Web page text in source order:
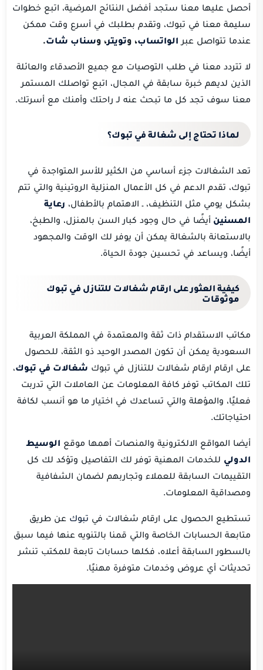
أحصل عليها معنا ستجد أفضل النتائج المرضية، اتبع خطوات
سليمة معنا في تبوك، وتقدم بطلبك في أسرع وقت ممكن
عندما تتواصل عبر الواتساب، وتويتر، وسناب شات.
لا تتردد معنا في طلب التوصيات مع جميع الأصدقاء والعائلة
الذين لديهم خبرة سابقة في المجال، اتبع تواصلك المستمر
معنا سوف تجد كل ما تبحث عنه لـ راحتك وأمنك مع أسرتك.
لماذا تحتاج إلى شغالة في تبوك؟
تعد الشغالات جزء أساسي من الكثير للأسر المتواجدة في
تبوك، تقدم الدعم في كل الأعمال المنزلية الروتينية والتي تتم
بشكل يومي مثل التنظيف، ـ الاهتمام بالأطفال، رعاية
المسنين أيضًا في حال وجود كبار السن بالمنزل، والطبخ،
بالاستعانة بالشغالة يمكن أن يوفر لك الوقت والمجهود
أيضًا، ويساعد في تحسين جودة الحياة.
كيفية العثور على ارقام شغالات للتنازل في تبوك
موثوقات
مكاتب الاستقدام ذات ثقة والمعتمدة في المملكة العربية
السعودية يمكن أن تكون المصدر الوحيد ذو الثقة، للحصول
على ارقام ارقام شغالات للتنازل في تبوك شغالات في تبوك،
تلك المكاتب توفر كافة المعلومات عن العاملات التي تدربت
فعليًا، والمؤهلة والتي تساعدك في اختيار ما هو أنسب لكافة
احتياجاتك.
أيضا المواقع الالكترونية والمنصات أهمها موقع الوسيط
الدولي للخدمات المهنية توفر لك التفاصيل وتؤكد لك كل
التقييمات السابقة للعملاء وتجاربهم لضمان الشفافية
ومصداقية المعلومات.
تستطيع الحصول على ارقام شغالات في تبوك عن طريق
متابعة الحسابات الخاصة والتي قمنا بالتنويه عنها فيما سبق
بالسطور السابقة أعلاه، فكلها حسابات تابعة للمكتب تنشر
تحديثات أي عروض وخدمات متوفرة مهنيًا.